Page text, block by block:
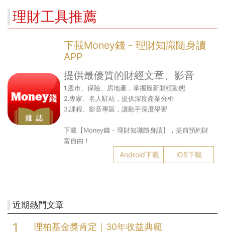
用 助攻投顧、投信打造
下一代
理財工具推薦
下載Money錢 - 理財知識隨身讀
APP
提供最優質的財經文章、影音
1.股市、保險、房地產，掌握最新財經動態
2.專家、名人駐站，提供深度產業分析
3.課程、影音專區，讓動手深度學習
下載【Money錢 - 理財知識隨身讀】，提前預約財
富自由！
Android下載 iOS下載
近期熱門文章
理柏基金獎肯定｜30年收益典範